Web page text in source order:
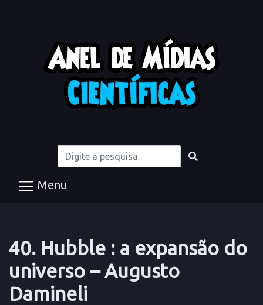
Menu
40. Hubble : a expansão do
universo – Augusto
Damineli